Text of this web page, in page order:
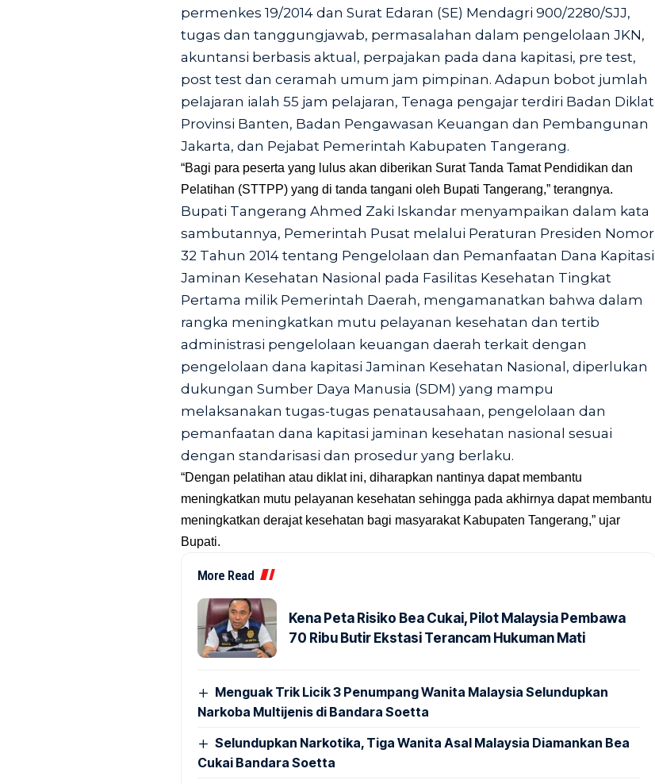
permenkes 19/2014 dan Surat Edaran (SE) Mendagri 900/2280/SJJ,
tugas dan tanggungjawab, permasalahan dalam pengelolaan JKN,
akuntansi berbasis aktual, perpajakan pada dana kapitasi, pre test,
post test dan ceramah umum jam pimpinan. Adapun bobot jumlah
pelajaran ialah 55 jam pelajaran, Tenaga pengajar terdiri Badan Diklat
Provinsi Banten, Badan Pengawasan Keuangan dan Pembangunan
Jakarta, dan Pejabat Pemerintah Kabupaten Tangerang.
“Bagi para peserta yang lulus akan diberikan Surat Tanda Tamat Pendidikan dan
Pelatihan (STTPP) yang di tanda tangani oleh Bupati Tangerang,” terangnya.
Bupati Tangerang Ahmed Zaki Iskandar menyampaikan dalam kata
sambutannya, Pemerintah Pusat melalui Peraturan Presiden Nomor
32 Tahun 2014 tentang Pengelolaan dan Pemanfaatan Dana Kapitasi
Jaminan Kesehatan Nasional pada Fasilitas Kesehatan Tingkat
Pertama milik Pemerintah Daerah, mengamanatkan bahwa dalam
rangka meningkatkan mutu pelayanan kesehatan dan tertib
administrasi pengelolaan keuangan daerah terkait dengan
pengelolaan dana kapitasi Jaminan Kesehatan Nasional, diperlukan
dukungan Sumber Daya Manusia (SDM) yang mampu
melaksanakan tugas-tugas penatausahaan, pengelolaan dan
pemanfaatan dana kapitasi jaminan kesehatan nasional sesuai
dengan standarisasi dan prosedur yang berlaku.
“Dengan pelatihan atau diklat ini, diharapkan nantinya dapat membantu
meningkatkan mutu pelayanan kesehatan sehingga pada akhirnya dapat membantu
meningkatkan derajat kesehatan bagi masyarakat Kabupaten Tangerang,” ujar
Bupati.
More Read
Kena Peta Risiko Bea Cukai, Pilot Malaysia Pembawa
70 Ribu Butir Ekstasi Terancam Hukuman Mati
Menguak Trik Licik 3 Penumpang Wanita Malaysia Selundupkan
Narkoba Multijenis di Bandara Soetta
Selundupkan Narkotika, Tiga Wanita Asal Malaysia Diamankan Bea
Cukai Bandara Soetta